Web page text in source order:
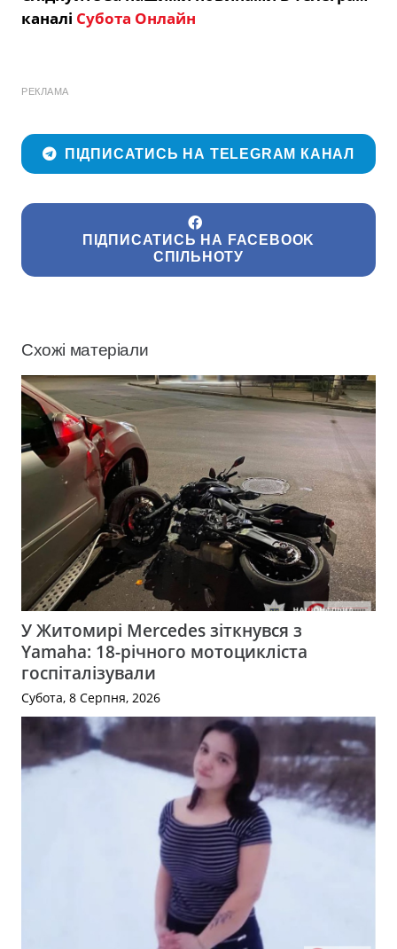
каналі Субота Онлайн
РЕКЛАМА
ПІДПИСАТИСЬ НА TELEGRAM КАНАЛ
ПІДПИСАТИСЬ НА FACEBOOK
СПІЛЬНОТУ
Схожі матеріали
У Житомирі Mercedes зіткнувся з
Yamaha: 18-річного мотоцикліста
госпіталізували
Субота, 8 Серпня, 2026